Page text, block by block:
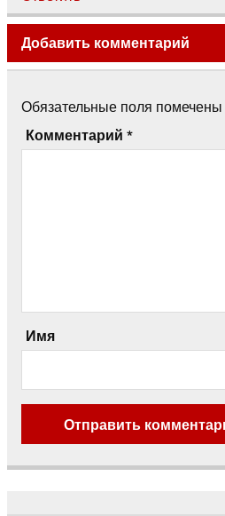
Добавить комментарий
Обязательные поля помечены
Комментарий *
Имя